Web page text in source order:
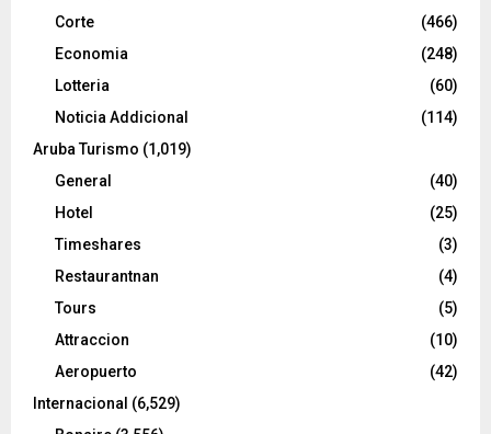
Corte
(466)
Economia
(248)
Lotteria
(60)
Noticia Addicional
(114)
Aruba Turismo (1,019)
General
(40)
Hotel
(25)
Timeshares
(3)
Restaurantnan
(4)
Tours
(5)
Attraccion
(10)
Aeropuerto
(42)
Internacional (6,529)